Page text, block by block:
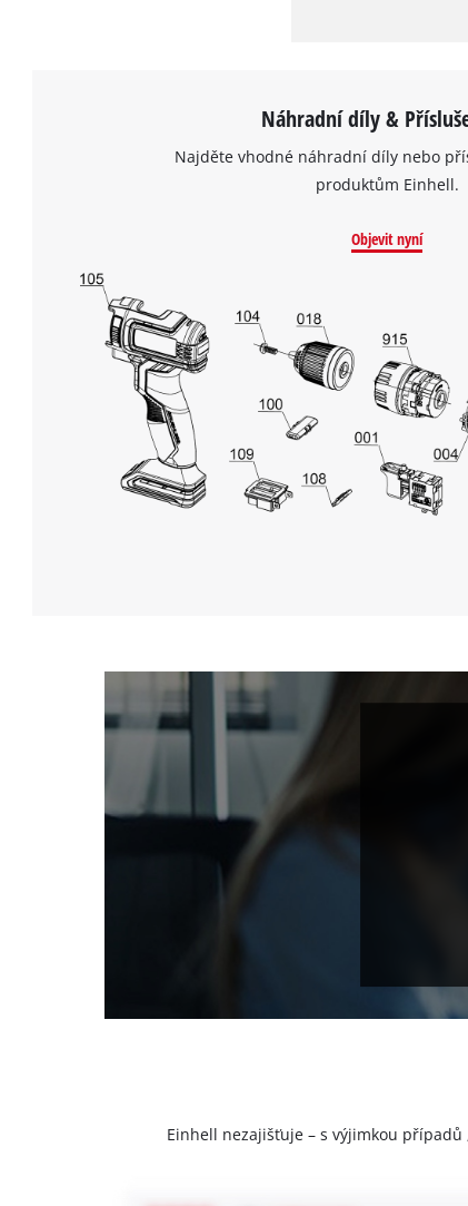
Náhradní díly &
Najděte vhodné náhradní díly nebo
produktům Einhell.
Objevit nyní
Einhell nezajišťuje – s výjimkou